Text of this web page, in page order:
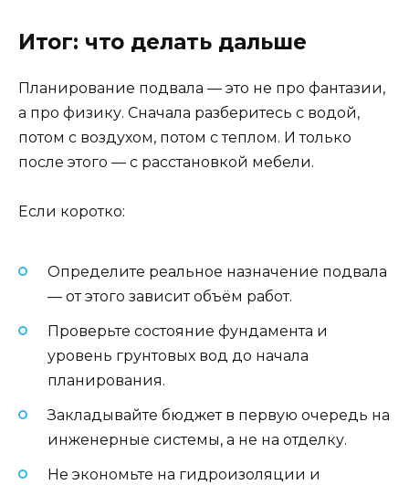
Итог: что делать дальше
Планирование подвала — это не про фантазии,
а про физику. Сначала разберитесь с водой,
потом с воздухом, потом с теплом. И только
после этого — с расстановкой мебели.
Если коротко:
Определите реальное назначение подвала
— от этого зависит объём работ.
Проверьте состояние фундамента и
уровень грунтовых вод до начала
планирования.
Закладывайте бюджет в первую очередь на
инженерные системы, а не на отделку.
Не экономьте на гидроизоляции и